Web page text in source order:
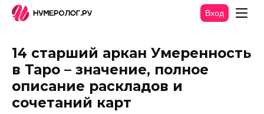
Вход
14 старший аркан Умеренность
в Таро – значение, полное
описание раскладов и
сочетаний карт